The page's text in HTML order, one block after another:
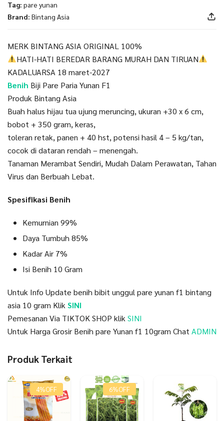
Tag: pare yunan
Brand: Bintang Asia
MERK BINTANG ASIA ORIGINAL 100%
HATI-HATI BEREDAR BARANG MURAH DAN TIRUAN
KADALUARSA 18 maret-2027
Benih Biji Pare Paria Yunan F1
Produk Bintang Asia
Buah halus hijau tua ujung meruncing, ukuran +30 x 6 cm,
bobot + 350 gram, keras,
toleran retak, panen + 40 hst, potensi hasil 4 – 5 kg/tan,
cocok di dataran rendah – menengah.
Tanaman Merambat Sendiri, Mudah Dalam Perawatan, Tahan
Virus dan Berbuah Lebat.
Spesifikasi Benih
Kemurnian 99%
Daya Tumbuh 85%
Kadar Air 7%
Isi Benih 10 Gram
Untuk Info Update benih bibit unggul pare yunan f1 bintang
asia 10 gram Klik SINI
Pemesanan Via TIKTOK SHOP klik SINI
Untuk Harga Grosir Benih pare Yunan f1 10gram Chat ADMIN
Produk Terkait
4%OFF 6%OFF